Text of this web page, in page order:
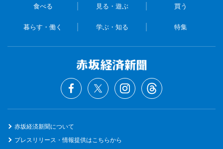
食べる 見る・遊ぶ 買う
暮らす・働く 学ぶ・知る 特集
赤坂経済新聞について
プレスリリース・情報提供はこちらから